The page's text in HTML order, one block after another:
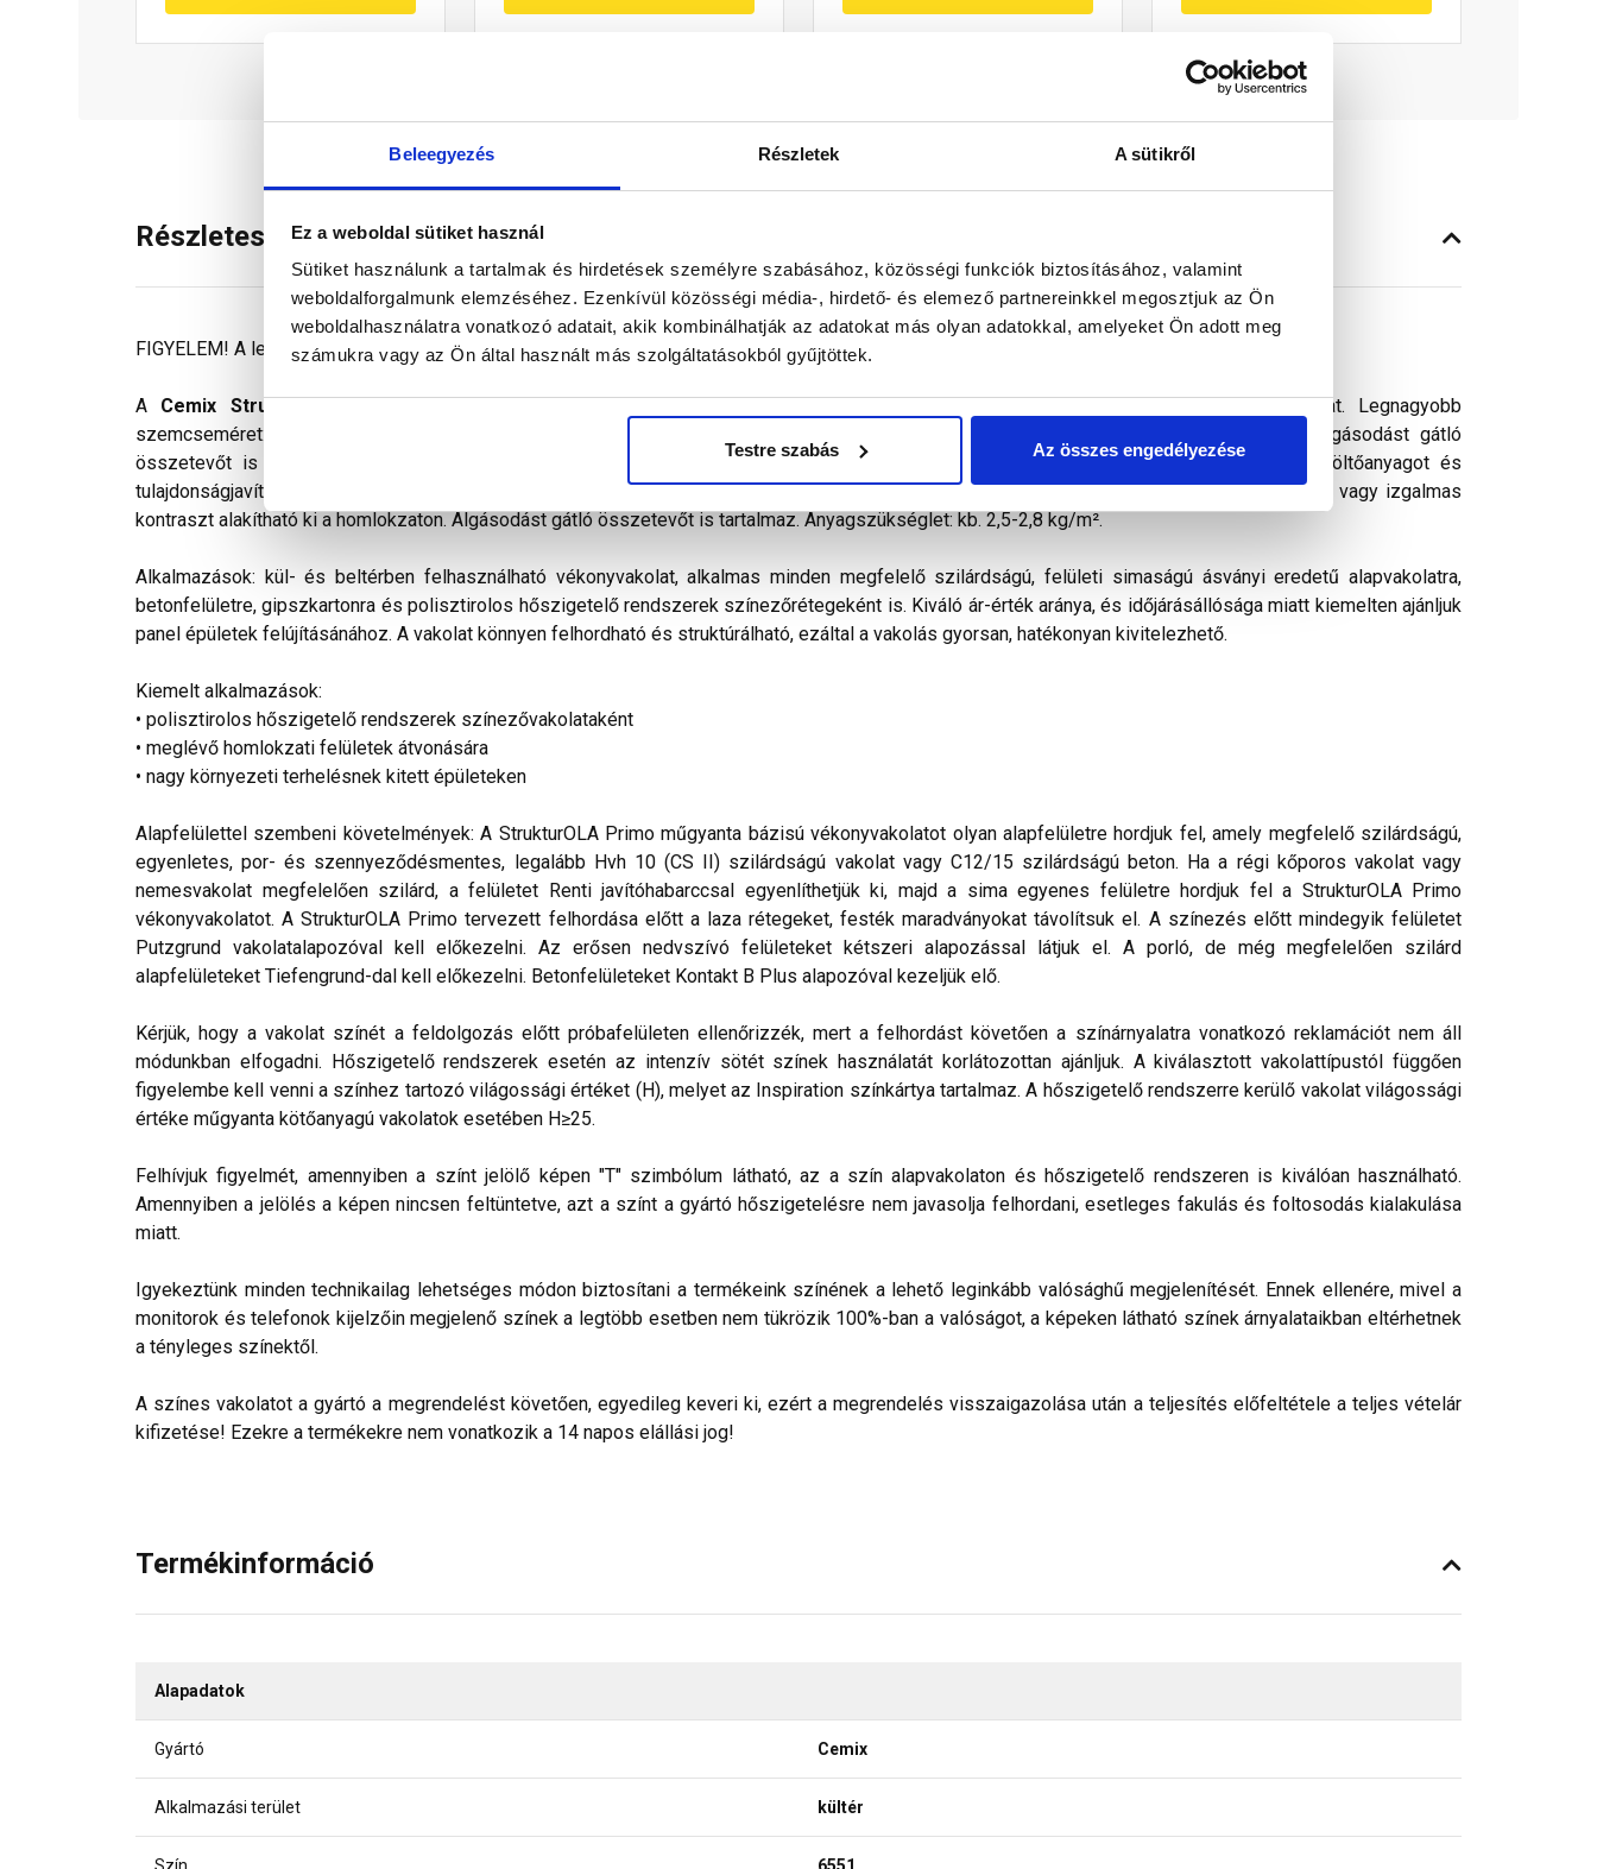
Beleegyezés Részletek A sütikről
Ez a weboldal sütiket használ
Sütiket használunk a tartalmak és hirdetések személyre szabásához, közösségi funkciók biztosításához, valamint
weboldalforgalmunk elemzéséhez. Ezenkívül közösségi média-, hirdető- és elemező partnereinkkel megosztjuk az Ön
weboldalhasználatra vonatkozó adatait, akik kombinálhatják az adatokat más olyan adatokkal, amelyeket Ön adott meg
számukra vagy az Ön által használt más szolgáltatásokból gyűjtöttek.
Testre szabás Az összes engedélyezése
Részletes leírás
FIGYELEM! A leírás végén fontos információkat talál a termékkel kapcsolatban. Kérjük, figyelmesen olvassa el!
A Cemix StrukturOLA Primo
gyárilag előkevert, dörzsölt hatású diszperziós bázisú, ﬁnomszemcsés vékonyvakolat. vékonyvakolat. Legnagyobb
szemcseméret: 2 mm. Viszonylag könnyen kivitelezhető és az ára miatt is a polisztirolos hőszigetelések kedvelt színezővakolata. Algásodást gátló
összetevőt is tartalmaz. Az anyag gyakorlatilag nem páraáteresztő. Vizes diszperziós kötőanyagot, időjárásálló pigmenteket, ásványi töltőanyagot és
tulajdonságjavító adalékokat tartalmaz. Színválasztékában pasztell és intenzív színek egyaránt megtalálhatók, ezáltal kellemes színharmónia vagy izgalmas
kontraszt alakítható ki a homlokzaton. Algásodást gátló összetevőt is tartalmaz. Anyagszükséglet: kb. 2,5-2,8 kg/m².
Alkalmazások: kül- és beltérben felhasználható vékonyvakolat, alkalmas minden megfelelő szilárdságú, felületi simaságú ásványi eredetű alapvakolatra,
betonfelületre, gipszkartonra és polisztirolos hőszigetelő rendszerek színezőrétegeként is. Kiváló ár-érték aránya, és időjárásállósága miatt kiemelten ajánljuk
panel épületek felújításánához. A vakolat könnyen felhordható és struktúrálható, ezáltal a vakolás gyorsan, hatékonyan kivitelezhető.
Kiemelt alkalmazások:
• polisztirolos hőszigetelő rendszerek színezővakolataként
• meglévő homlokzati felületek átvonására
• nagy környezeti terhelésnek kitett épületeken
Alapfelülettel szembeni követelmények: A StrukturOLA Primo műgyanta bázisú vékonyvakolatot olyan alapfelületre hordjuk fel, amely megfelelő szilárdságú,
egyenletes, por- és szennyeződésmentes, legalább Hvh 10 (CS II) szilárdságú vakolat vagy C12/15 szilárdságú beton. Ha a régi kőporos vakolat vagy
nemesvakolat megfelelően szilárd, a felületet Renti javítóhabarccsal egyenlíthetjük ki, majd a sima egyenes felületre hordjuk fel a StrukturOLA Primo
vékonyvakolatot. A StrukturOLA Primo tervezett felhordása előtt a laza rétegeket, festék maradványokat távolítsuk el. A színezés előtt mindegyik felületet
Putzgrund vakolatalapozóval kell előkezelni. Az erősen nedvszívó felületeket kétszeri alapozással látjuk el. A porló, de még megfelelően szilárd
alapfelületeket Tiefengrund-dal kell előkezelni. Betonfelületeket Kontakt B Plus alapozóval kezeljük elő.
Kérjük, hogy a vakolat színét a feldolgozás előtt próbafelületen ellenőrizzék, mert a felhordást követően a színárnyalatra vonatkozó reklamációt nem áll
módunkban elfogadni. Hőszigetelő rendszerek esetén az intenzív sötét színek használatát korlátozottan ajánljuk. A kiválasztott vakolattípustól függően
figyelembe kell venni a színhez tartozó világossági értéket (H), melyet az Inspiration színkártya tartalmaz. A hőszigetelő rendszerre kerülő vakolat világossági
értéke műgyanta kötőanyagú vakolatok esetében H≥25.
Felhívjuk figyelmét, amennyiben a színt jelölő képen "T" szimbólum látható, az a szín alapvakolaton és hőszigetelő rendszeren is kiválóan használható.
Amennyiben a jelölés a képen nincsen feltüntetve, azt a színt a gyártó hőszigetelésre nem javasolja felhordani, esetleges fakulás és foltosodás kialakulása
miatt.
Igyekeztünk minden technikailag lehetséges módon biztosítani a termékeink színének a lehető leginkább valósághű megjelenítését. Ennek ellenére, mivel a
monitorok és telefonok kijelzőin megjelenő színek a legtöbb esetben nem tükrözik 100%-ban a valóságot, a képeken látható színek árnyalataikban eltérhetnek
a tényleges színektől.
A színes vakolatot a gyártó a megrendelést követően, egyedileg keveri ki, ezért a megrendelés visszaigazolása után a teljesítés előfeltétele a teljes vételár
kifizetése! Ezekre a termékekre nem vonatkozik a 14 napos elállási jog!
Termékinformáció
Alapadatok
Gyártó Cemix
Alkalmazási terület kültér